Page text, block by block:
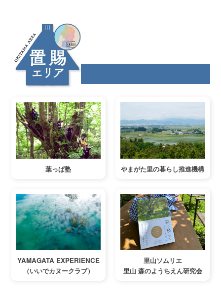
葉っぱ塾 やまがた里の暮らし推進機構
YAMAGATA EXPERIENCE
（いいでカヌークラブ）
里山ソムリエ
里山 森のようちえん研究会